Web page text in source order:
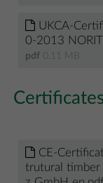
UKCA-
0-2013
pdf 0.11 MB
CE-
trutural timber